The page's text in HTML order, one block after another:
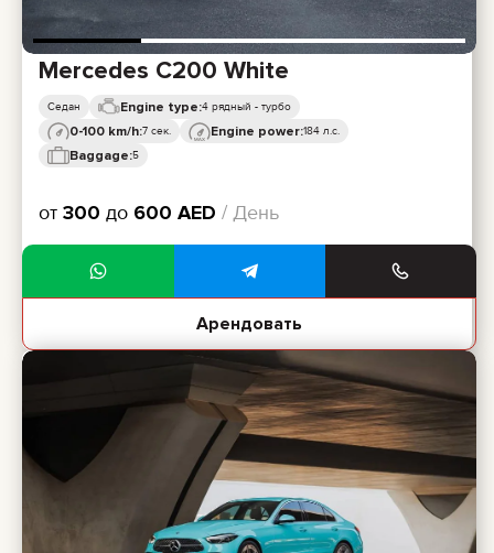
Mercedes C200 White
Седан Engine type:4 рядный - турбо
0-100 km/h:7 сек. Engine power:184 л.с.
Baggage:5
от 300 до 600 AED / День
Арендовать